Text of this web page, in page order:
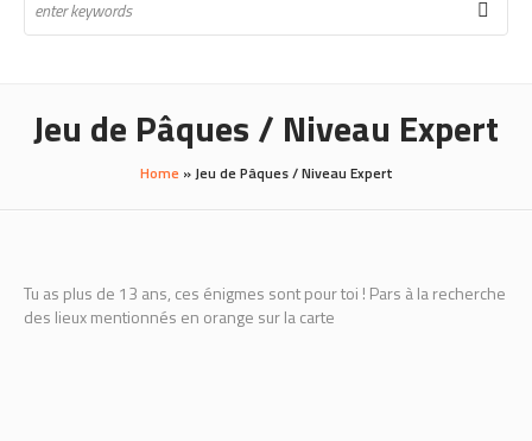
Jeu de Pâques / Niveau Expert
Home » Jeu de Pâques / Niveau Expert
Tu as plus de 13 ans, ces énigmes sont pour toi ! Pars à la recherche
des lieux mentionnés en orange sur la carte